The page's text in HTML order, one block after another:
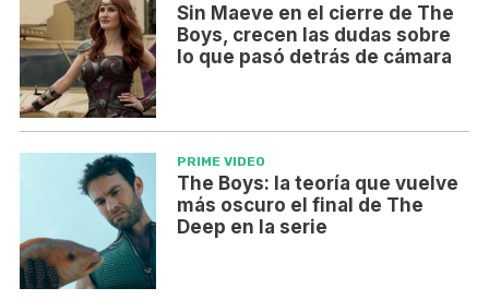
Sin Maeve en el cierre de The
Boys, crecen las dudas sobre
lo que pasó detrás de cámara
PRIME VIDEO
The Boys: la teoría que vuelve
más oscuro el final de The
Deep en la serie